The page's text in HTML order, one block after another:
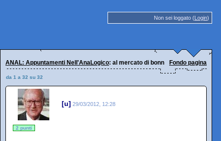
Non sei loggato (Login)
ANAL: Appuntamenti Nell'AnaLogico: al mercato di bonn Fondo pagina
da 1 a 32 su 32
[u] 29/03/2012, 12:28
2 punti